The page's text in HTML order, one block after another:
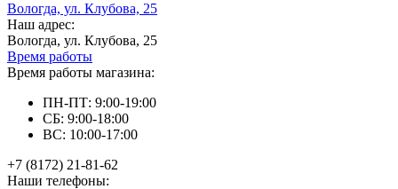
Вологда, ул. Клубова, 25
Наш адрес:
Вологда, ул. Клубова, 25
Время работы
Время работы магазина:
ПН-ПТ: 9:00-19:00
СБ: 9:00-18:00
ВС: 10:00-17:00
+7 (8172) 21-81-62
Наши телефоны: